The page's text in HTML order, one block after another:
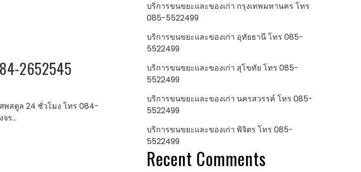
2652545
พสตูล 24 ชั่วโมง โทร 084-
จร…
บริการขนขยะและของเก่า กรุงเทพมหานคร โทร
085-5522499
บริการขนขยะและของเก่า อุทัยธานี โทร 085-
5522499
บริการขนขยะและของเก่า สุโขทัย โทร 085-
5522499
บริการขนขยะและของเก่า นครสวรรค์ โทร 085-
5522499
บริการขนขยะและของเก่า พิจิตร โทร 085-
5522499
Recent Comments